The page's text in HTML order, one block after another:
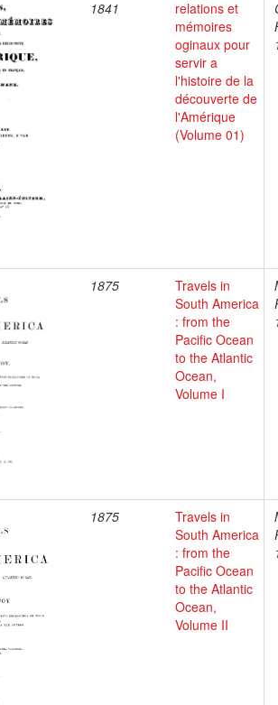
1841
relations et
mémoires
oginaux pour
servir a
l'histoire de la
découverte de
l'Amérique
(Volume 01)
1875
Travels in
South America
: from the
Pacific Ocean
to the Atlantic
Ocean,
Volume I
1875
Travels in
South America
: from the
Pacific Ocean
to the Atlantic
Ocean,
Volume II